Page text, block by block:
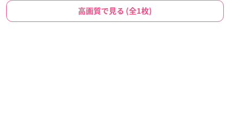
高画質で見る (全1枚)